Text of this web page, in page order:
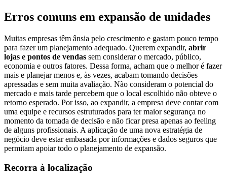
Erros comuns em expansão de unidades
Muitas empresas têm ânsia pelo crescimento e gastam pouco tempo
para fazer um planejamento adequado. Querem expandir, abrir
lojas e pontos de vendas sem considerar o mercado, público,
economia e outros fatores. Dessa forma, acham que o melhor é fazer
mais e planejar menos e, às vezes, acabam tomando decisões
apressadas e sem muita avaliação. Não consideram o potencial do
mercado e mais tarde percebem que o local escolhido não obteve o
retorno esperado. Por isso, ao expandir, a empresa deve contar com
uma equipe e recursos estruturados para ter maior segurança no
momento da tomada de decisão e não ficar presa apenas ao feeling
de alguns profissionais. A aplicação de uma nova estratégia de
negócio deve estar embasada por informações e dados seguros que
permitam apoiar todo o planejamento de expansão.
Recorra à localização